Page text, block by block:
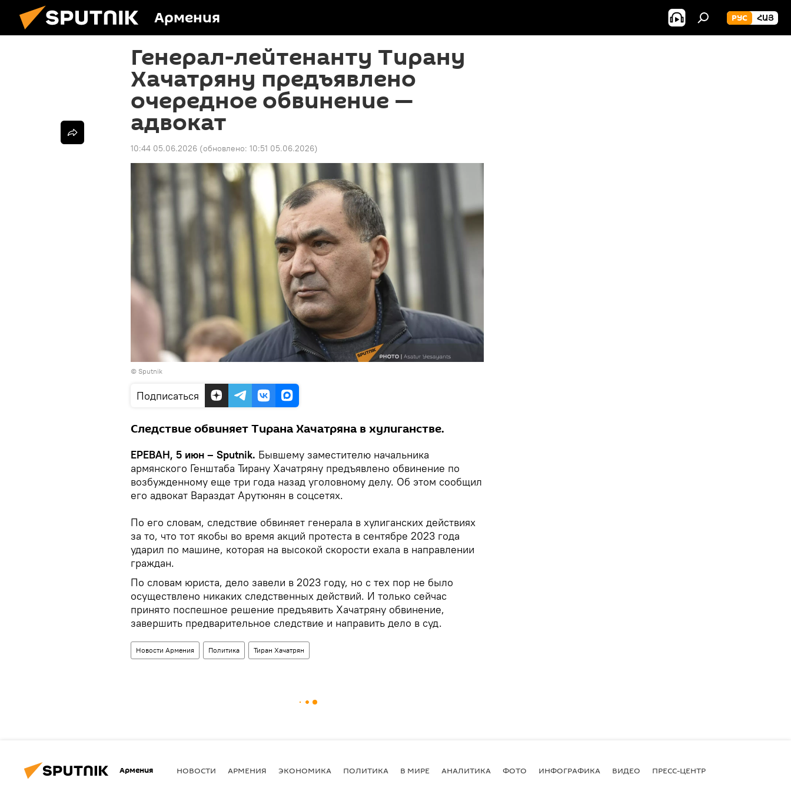
Армения РУС ՀԱՅ
Генерал-лейтенанту Тирану
Хачатряну предъявлено
очередное обвинение —
адвокат
10:44 05.06.2026 (обновлено: 10:51 05.06.2026)
© Sputnik
Подписаться
Следствие обвиняет Тирана Хачатряна в хулиганстве.
ЕРЕВАН, 5 июн – Sputnik. Бывшему заместителю начальника
армянского Генштаба Тирану Хачатряну предъявлено обвинение по
возбужденному еще три года назад уголовному делу. Об этом сообщил
его адвокат Вараздат Арутюнян в соцсетях.
По его словам, следствие обвиняет генерала в хулиганских действиях
за то, что тот якобы во время акций протеста в сентябре 2023 года
ударил по машине, которая на высокой скорости ехала в направлении
граждан.
По словам юриста, дело завели в 2023 году, но с тех пор не было
осуществлено никаких следственных действий. И только сейчас
принято поспешное решение предъявить Хачатряну обвинение,
завершить предварительное следствие и направить дело в суд.
Новости Армения Политика Тиран Хачатрян
Армения НОВОСТИ АРМЕНИЯ ЭКОНОМИКА ПОЛИТИКА В МИРЕ АНАЛИТИКА ФОТО ИНФОГРАФИКА ВИДЕО ПРЕСС-ЦЕНТР